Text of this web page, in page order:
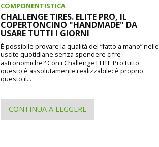
COMPONENTISTICA
CHALLENGE TIRES. ELITE PRO, IL
COPERTONCINO "HANDMADE" DA
USARE TUTTI I GIORNI
È possibile provare la qualità del “fatto a mano” nelle
uscite quotidiane senza spendere cifre
astronomiche? Con i Challenge ELITE Pro tutto
questo è assolutamente realizzabile: è proprio
questo il...
CONTINUA A LEGGERE